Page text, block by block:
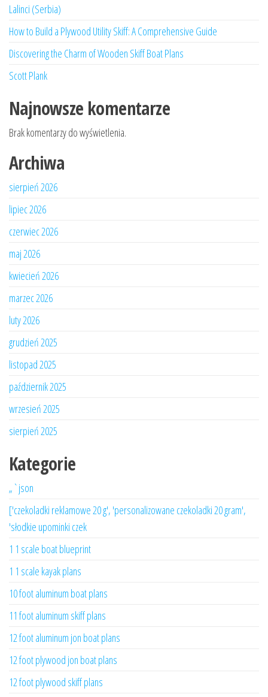
Lalinci (Serbia)
How to Build a Plywood Utility Skiff: A Comprehensive Guide
Discovering the Charm of Wooden Skiff Boat Plans
Scott Plank
Najnowsze komentarze
Brak komentarzy do wyświetlenia.
Archiwa
sierpień 2026
lipiec 2026
czerwiec 2026
maj 2026
kwiecień 2026
marzec 2026
luty 2026
grudzień 2025
listopad 2025
październik 2025
wrzesień 2025
sierpień 2025
Kategorie
„`json
['czekoladki reklamowe 20 g', 'personalizowane czekoladki 20 gram',
'słodkie upominki czek
1 1 scale boat blueprint
1 1 scale kayak plans
10 foot aluminum boat plans
11 foot aluminum skiff plans
12 foot aluminum jon boat plans
12 foot plywood jon boat plans
12 foot plywood skiff plans